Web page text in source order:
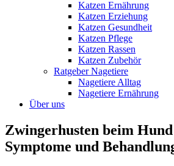
Katzen Ernährung
Katzen Erziehung
Katzen Gesundheit
Katzen Pflege
Katzen Rassen
Katzen Zubehör
Ratgeber Nagetiere
Nagetiere Alltag
Nagetiere Ernährung
Über uns
Zwingerhusten beim
Symptome und